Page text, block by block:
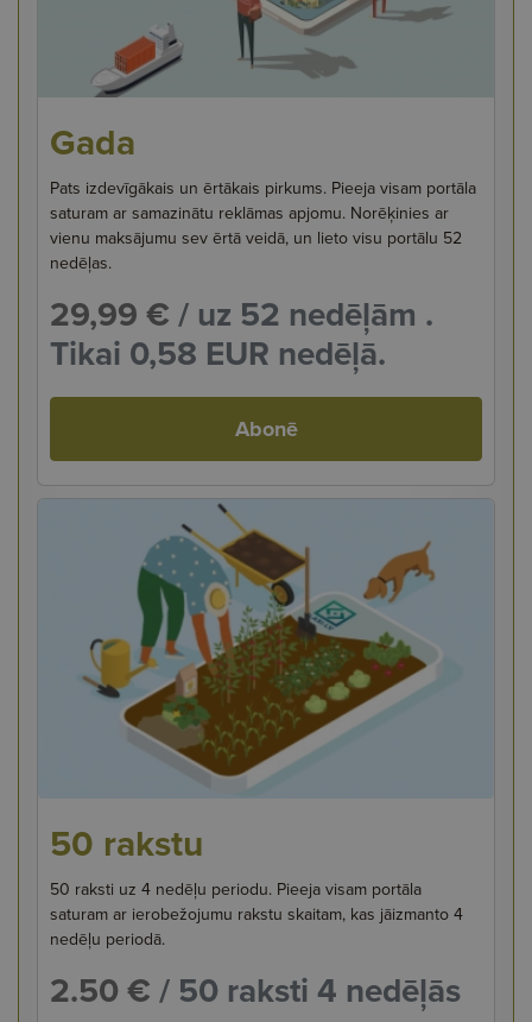
Gada
Pats izdevīgākais un ērtākais pirkums. Pieeja visam portāla
saturam ar samazinātu reklāmas apjomu. Norēķinies ar
vienu maksājumu sev ērtā veidā, un lieto visu portālu 52
nedēļas.
29,99 € / uz 52 nedēļām .
Tikai 0,58 EUR nedēļā.
Abonē
50 rakstu
50 raksti uz 4 nedēļu periodu. Pieeja visam portāla
saturam ar ierobežojumu rakstu skaitam, kas jāizmanto 4
nedēļu periodā.
2.50 € / 50 raksti 4 nedēļās